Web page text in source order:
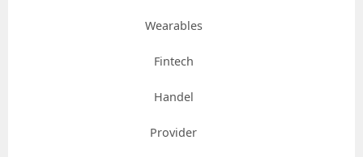
Wearables
Fintech
Handel
Provider